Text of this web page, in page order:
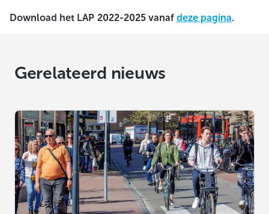
Download het LAP 2022-2025 vanafdeze pagina.
Gerelateerd nieuws